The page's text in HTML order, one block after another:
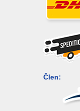
Člen: